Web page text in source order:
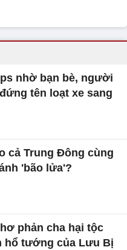
nhờ bạn bè, người
tên loạt xe sang
cả Trung Đông cùng
'bão lửa'?
phản cha hại tộc
hổ tướng của Lưu Bị